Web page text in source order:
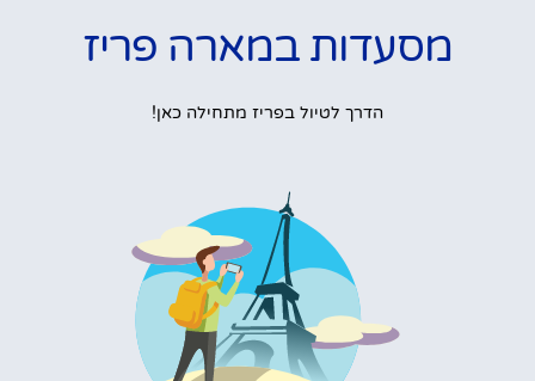
מסעדות במארה פריז
הדרך לטיול בפריז מתחילה כאן!